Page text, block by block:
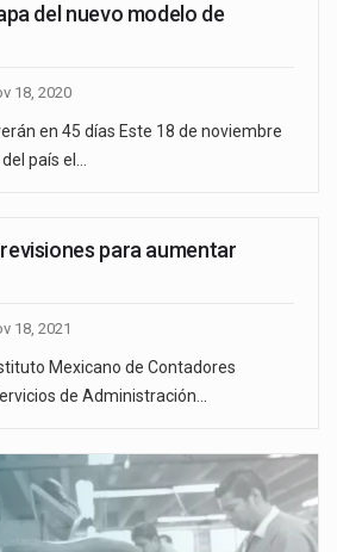
del nuevo modelo de
18, 2020
en 45 días Este 18 de noviembre
país el…
para aumentar
18, 2021
Mexicano de Contadores
de Administración…